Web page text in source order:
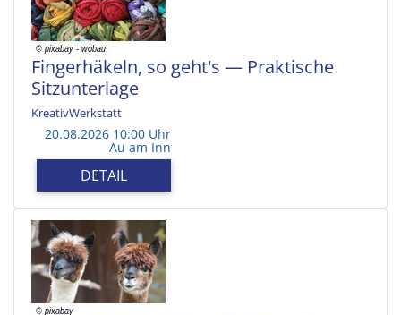
Fingerhäkeln, so geht's — Praktische
Sitzunterlage
KreativWerkstatt
20.08.2026 10:00 Uhr
Au am Inn
DETAIL